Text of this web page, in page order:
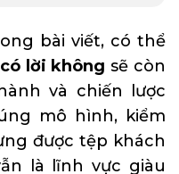
bài viết, có thể
lời không sẽ còn
và chiến lược
mô hình, kiểm
được tệp khách
là lĩnh vực giàu